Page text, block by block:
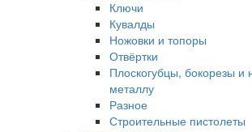
Ключи
Кувалды
Ножовки и топоры
Отвёртки
Плоскогубцы, бокорезы и
металлу
Разное
Строительные пистолеты